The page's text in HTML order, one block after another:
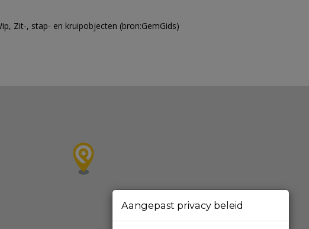
Zit-, stap- en kruipobjecten (bron:GemGids)
Aangepast privacy beleid